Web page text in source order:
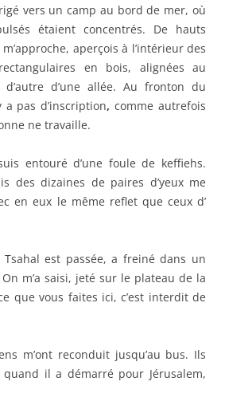
vers un camp au bord de mer, où
étaient concentrés. De hauts
aperçois à l’intérieur des
en bois, alignées au
d’une allée. Au fronton du
a pas d’inscription, comme autrefois
ne travaille.
entouré d’une foule de keffiehs.
des dizaines de paires d’yeux me
en eux le même reflet que ceux d’
est passée, a freiné dans un
m’a saisi, jeté sur le plateau de la
que vous faites ici, c’est interdit de
m’ont reconduit jusqu’au bus. Ils
il a démarré pour Jérusalem,